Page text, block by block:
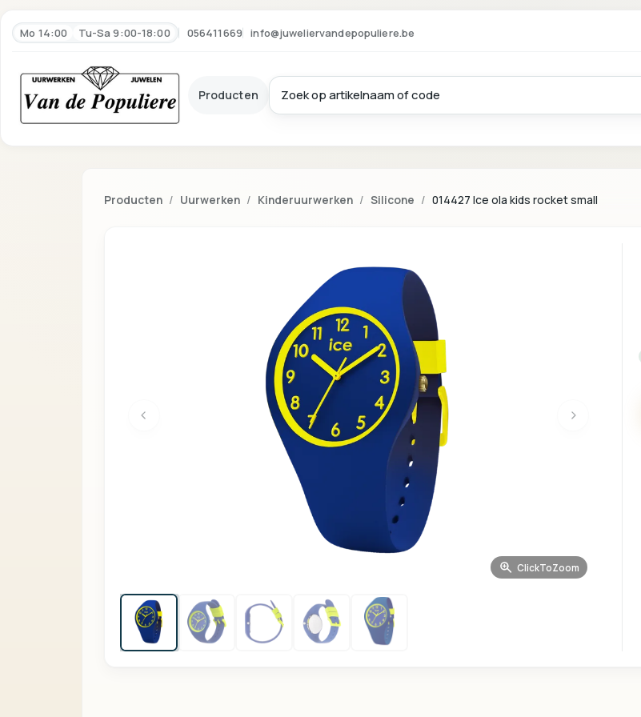
Mo 14:00 Tu-Sa 9:00-18:00 056411669 info@juweliervandepopuliere.be
Producten
Producten Uurwerken Kinderuurwerken Silicone 014427 Ice ola kids rocket small
Vorige Volgende
ClickToZoom